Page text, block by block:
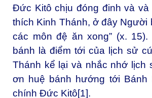
Đức Kitô chịu đóng đinh và và
thích Kinh Thánh, ở đây Người
các môn đệ ăn xong” (x.
bánh là điểm tới của lịch sử
Thánh kể lại và nhắc nhớ lịch
ơn huệ bánh hướng tới Bánh
chính Đức Kitô[1].